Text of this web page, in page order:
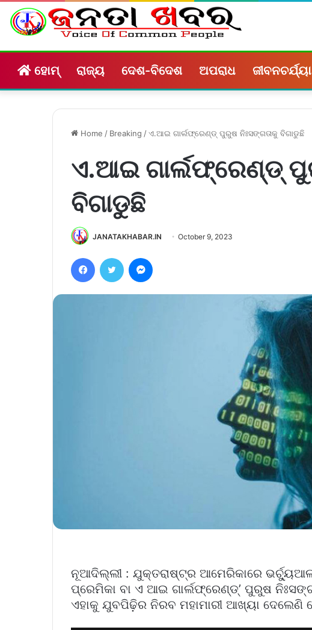
ହୋମ୍ ରାଜ୍ୟ ଦେଶ-ବିଦେଶ ଅପରାଧ ଜୀବନଚର୍ଯ୍ୟା
Home / Breaking /ଏ.ଆଇ ଗାର୍ଲଫ୍ରେଣ୍ଡ୍‌ ପୁରୁଷ ନିଃସଙ୍ଗତାକୁ ବିଗାଡୁଛି
ଏ.ଆଇ ଗାର୍ଲଫ୍ରେଣ୍ଡ୍‌
ବିଗାଡୁଛି
JANATAKHABAR.IN October 9, 2023
FacebookTwitter
ନୂଆଦିଲ୍ଲୀ : ଯୁକ୍ତରାଷ୍ଟ୍ର ଆମେରିକାରେ
ପ୍ରେମିକା ବା ଏ ଆଇ ଗାର୍ଲଫ୍ରେଣ୍ଡ୍‌’ ପୁରୁଷ
ଏହାକୁ ଯୁବପିଢ଼ିର ନିରବ ମହାମାରୀ ଆଖ୍ୟା ଦେଲେଣି